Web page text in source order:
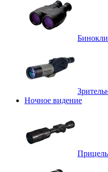
Бинокли
Ночное видение